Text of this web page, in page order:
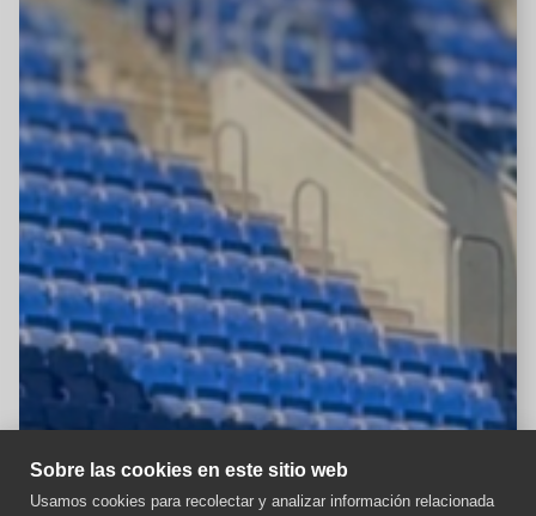
Sobre las cookies en este sitio web
Usamos cookies para recolectar y analizar información relacionada